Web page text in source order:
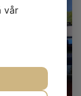
vår